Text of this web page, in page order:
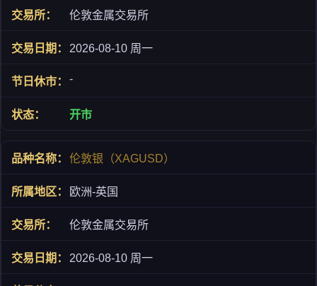
伦敦金属交易所
2026-08-10 周一
-
开市
伦敦银（XAGUSD）
欧洲-英国
伦敦金属交易所
2026-08-10 周一